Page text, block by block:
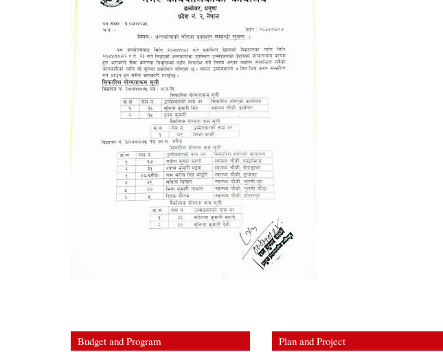
Budget and Program Plan and Project